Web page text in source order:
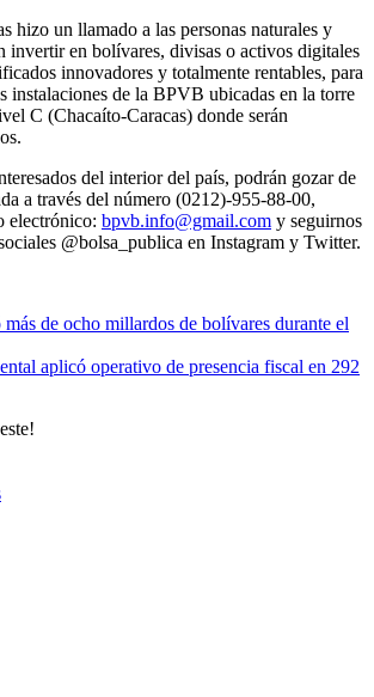
hizo un llamado a las personas naturales y
invertir en bolívares, divisas o activos digitales
innovadores y totalmente rentables, para
instalaciones de la BPVB ubicadas en la torre
C (Chacaíto-Caracas) donde serán
del interior del país, podrán gozar de
a través del número (0212)-955-88-00,
electrónico: bpvb.info@gmail.com y seguirnos
@bolsa_publica en Instagram y Twitter.
de ocho millardos de bolívares durante el
aplicó operativo de presencia fiscal en 292